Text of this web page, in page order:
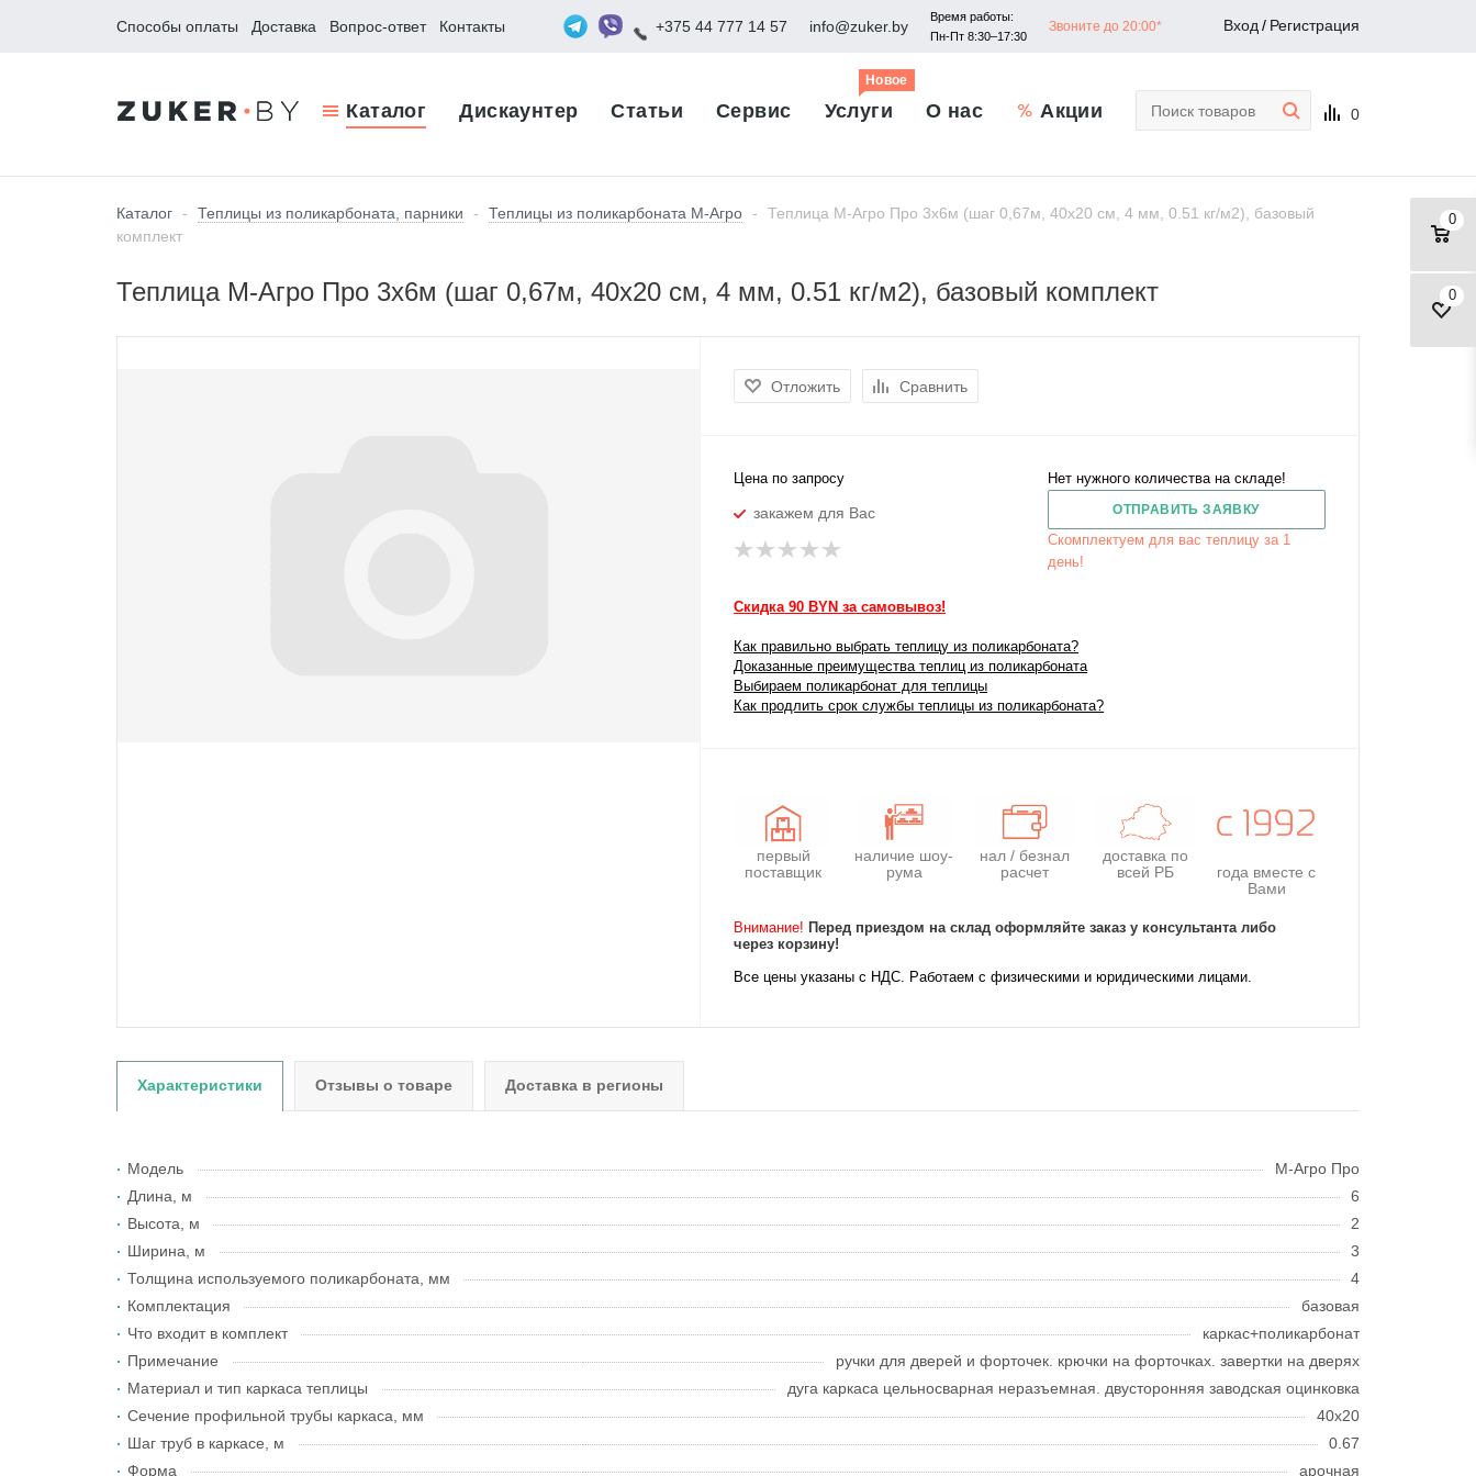
Способы оплаты Доставка Вопрос-ответ Контакты +375 44 777 14 57 info@zuker.by
Время работы:
Пн-Пт 8:30–17:30
Звоните до 20:00* Вход / Регистрация
Каталог Дискаунтер Статьи Сервис Услуги
Новое
О нас Акции 0
0
0
Каталог - Теплицы из поликарбоната, парники - Теплицы из поликарбоната М-Агро -
Теплица М-Агро Про 3x6м (шаг 0,67м, 40x20 см, 4 мм, 0.51 кг/м2), базовый
комплект
Теплица М-Агро Про 3x6м (шаг 0,67м, 40x20 см, 4 мм, 0.51 кг/м2), базовый комплект
Отложить Сравнить
Цена по запросу
закажем для Вас
Нет нужного количества на складе!
ОТПРАВИТЬ ЗАЯВКУ
Скомплектуем для вас теплицу за 1
день!
Скидка 90 BYN за самовывоз!
Как правильно выбрать теплицу из поликарбоната?
Доказанные преимущества теплиц из поликарбоната
Выбираем поликарбонат для теплицы
Как продлить срок службы теплицы из поликарбоната?
первый
поставщик
наличие шоу-
рума
нал / безнал
расчет
доставка по
всей РБ
года вместе с
Вами
Внимание! Перед приездом на склад оформляйте заказ у консультанта либо
через корзину!
Все цены указаны с НДС. Работаем с физическими и юридическими лицами.
Характеристики Отзывы о товаре Доставка в регионы
Модель
M-Агро Про
Длина, м
6
Высота, м
2
Ширина, м
3
Толщина используемого поликарбоната, мм
4
Комплектация
базовая
Что входит в комплект
каркас+поликарбонат
Примечание
ручки для дверей и форточек. крючки на форточках. завертки на дверях
Материал и тип каркаса теплицы
дуга каркаса цельносварная неразъемная. двусторонняя заводская оцинковка
Сечение профильной трубы каркаса, мм
40x20
Шаг труб в каркасе, м
0.67
Форма
арочная